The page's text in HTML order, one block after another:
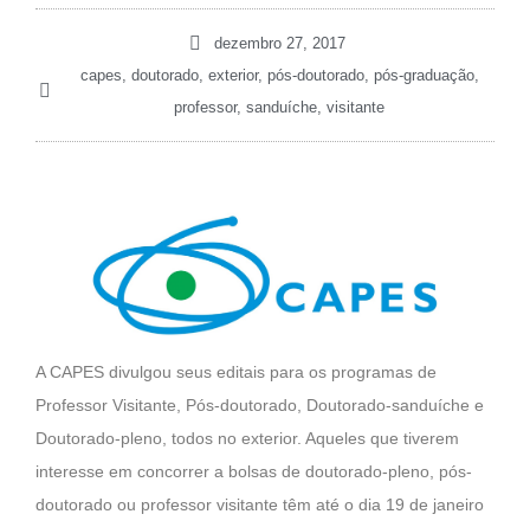
m
dezembro 27, 2017
capes, doutorado, exterior, pós-doutorado, pós-graduação,
professor, sanduíche, visitante
A CAPES divulgou seus editais para os programas de
Professor Visitante, Pós-doutorado, Doutorado-sanduíche e
Doutorado-pleno, todos no exterior. Aqueles que tiverem
interesse em concorrer a bolsas de doutorado-pleno, pós-
doutorado ou professor visitante têm até o dia 19 de janeiro